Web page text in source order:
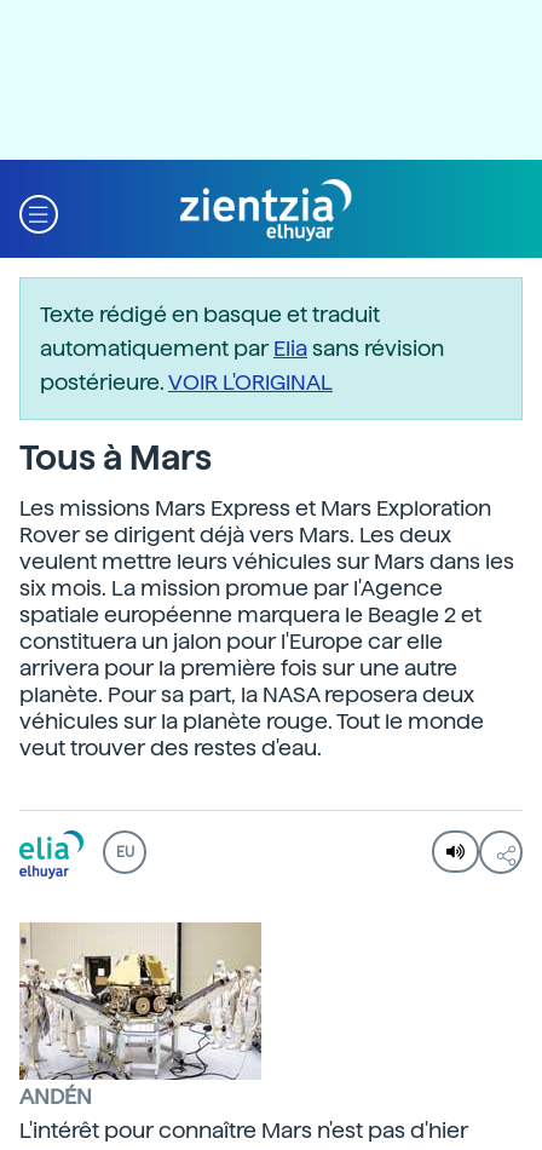
Texte rédigé en basque et traduit
automatiquement parEliasans révision
postérieure.VOIR L'ORIGINAL
Tous à Mars
Les missions Mars Express et Mars Exploration
Rover se dirigent déjà vers Mars. Les deux
veulent mettre leurs véhicules sur Mars dans les
six mois. La mission promue par l'Agence
spatiale européenne marquera le Beagle 2 et
constituera un jalon pour l'Europe car elle
arrivera pour la première fois sur une autre
planète. Pour sa part, la NASA reposera deux
véhicules sur la planète rouge. Tout le monde
veut trouver des restes d'eau.
EU
ANDÉN
L'intérêt pour connaître Mars n'est pas d'hier